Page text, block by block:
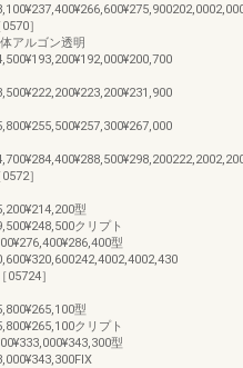
］
アルゴン透明
］
型
クリプト
型
］
型
クリプト
型